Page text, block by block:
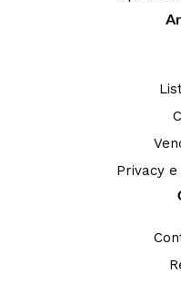
Privacy